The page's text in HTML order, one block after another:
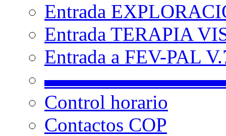
Entrada
Entrada TERAPIA
Entrada a FEV-PAL
Control horario
Contactos COP